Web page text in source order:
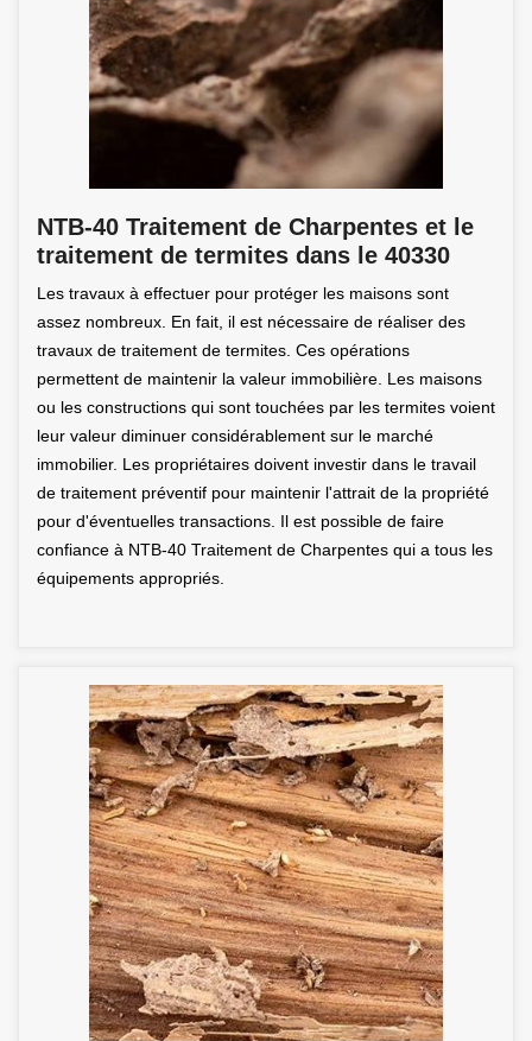
NTB-40 Traitement de Charpentes et le
traitement de termites dans le 40330
Les travaux à effectuer pour protéger les maisons sont
assez nombreux. En fait, il est nécessaire de réaliser des
travaux de traitement de termites. Ces opérations
permettent de maintenir la valeur immobilière. Les maisons
ou les constructions qui sont touchées par les termites voient
leur valeur diminuer considérablement sur le marché
immobilier. Les propriétaires doivent investir dans le travail
de traitement préventif pour maintenir l'attrait de la propriété
pour d'éventuelles transactions. Il est possible de faire
confiance à NTB-40 Traitement de Charpentes qui a tous les
équipements appropriés.